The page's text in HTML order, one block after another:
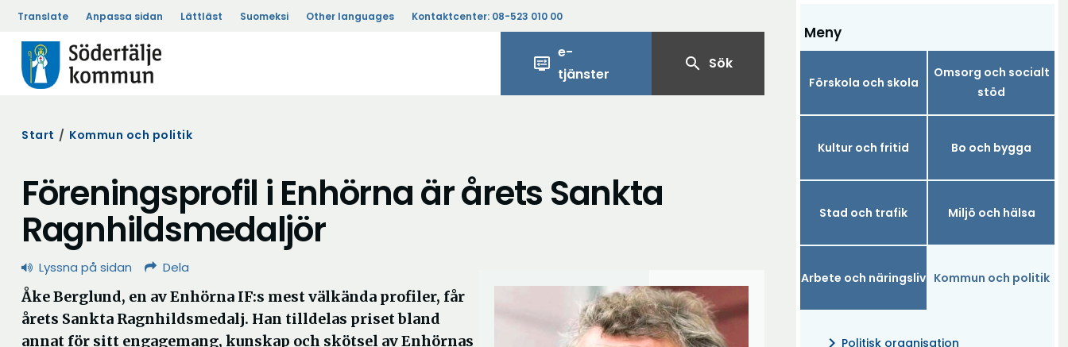
Translate Anpassa sidan Lättläst Suomeksi Other languages Kontaktcenter: 08-523 010 00
display_settings
e-
tjänster
search Sök
Meny
Förskola och skola
Omsorg och socialt
stöd
Kultur och fritid Bo och bygga
Stad och trafik Miljö och hälsa
Arbete och näringsliv Kommun och politik
chevron_right Politisk organisation
Start / Kommun och politik
Föreningsprofil i Enhörna är årets Sankta
Ragnhildsmedaljör
Lyssna på sidan Dela
Åke Berglund, en av Enhörna IF:s mest välkända profiler, får
årets Sankta Ragnhildsmedalj. Han tilldelas priset bland
annat för sitt engagemang, kunskap och skötsel av Enhörnas